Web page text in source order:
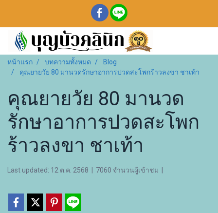
หน้าแรก บทความทั้งหมด
Blog
คุณยายวัย 80 มานวดรักษาอาการปวดสะโพกร้าวลงขา ชาเท้า
คุณยายวัย 80 มานวด
รักษาอาการปวดสะโพก
ร้าวลงขา ชาเท้า
Last updated: 12 ต.ค. 2568 7060 จำนวนผู้เข้าชม